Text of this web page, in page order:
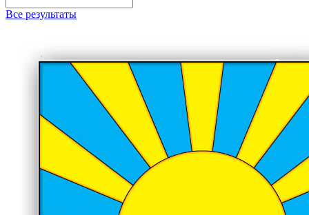
Все результаты